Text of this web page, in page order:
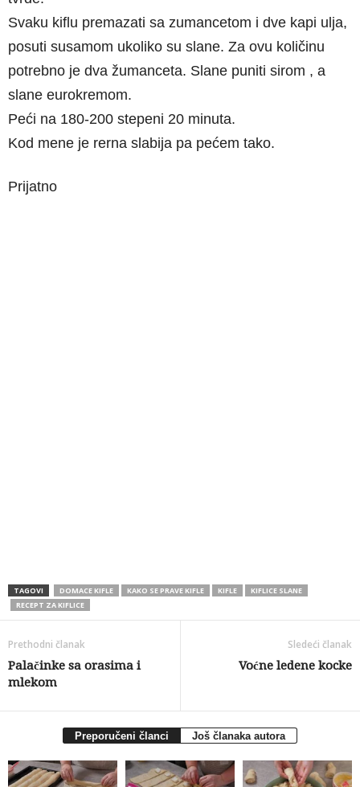
Svaku kiflu premazati sa zumancetom i dve kapi ulja,
posuti susamom ukoliko su slane. Za ovu količinu
potrebno je dva žumanceta. Slane puniti sirom , a
slane eurokremom.
Peći na 180-200 stepeni 20 minuta.
Kod mene je rerna slabija pa pećem tako.
Prijatno
TAGOVI DOMACE KIFLE KAKO SE PRAVE KIFLE KIFLE
KIFLICE SLANE
RECEPT ZA KIFLICE
Prethodni članak
Palačinke sa orasima i
mlekom
Sledeći članak
Voćne ledene kocke
Preporučeni članci Još članaka autora